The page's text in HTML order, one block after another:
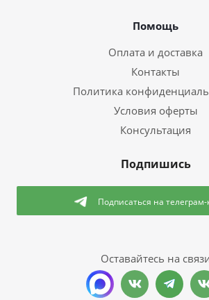
Помощь
Оплата и доставка
Контакты
Политика
Условия оферты
Консультация
Подпишись
Подписаться на
Оставайтесь на